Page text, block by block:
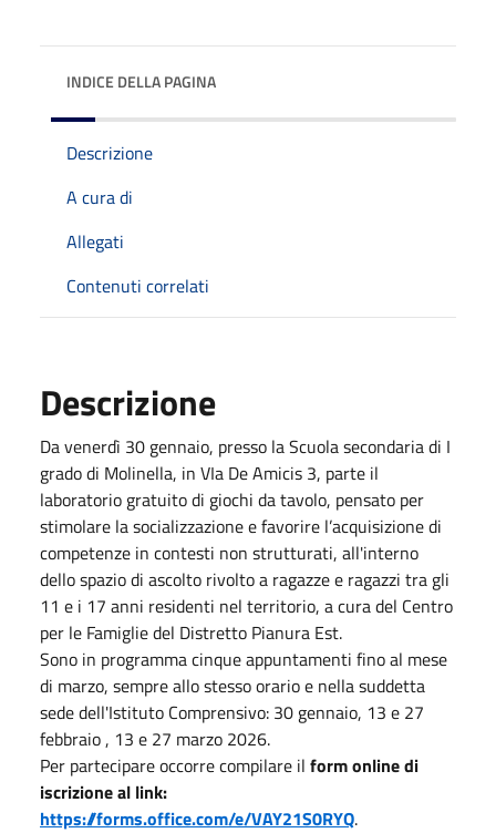
INDICE DELLA PAGINA
Descrizione
A cura di
Allegati
Contenuti correlati
Descrizione
Da venerdì 30 gennaio, presso la Scuola secondaria di I
grado di Molinella, in VIa De Amicis 3, parte il
laboratorio gratuito di giochi da tavolo, pensato per
stimolare la socializzazione e favorire l’acquisizione di
competenze in contesti non strutturati, all'interno
dello spazio di ascolto rivolto a ragazze e ragazzi tra gli
11 e i 17 anni residenti nel territorio, a cura del Centro
per le Famiglie del Distretto Pianura Est.
Sono in programma cinque appuntamenti fino al mese
di marzo, sempre allo stesso orario e nella suddetta
sede dell'Istituto Comprensivo: 30 gennaio, 13 e 27
febbraio , 13 e 27 marzo 2026.
Per partecipare occorre compilare il form online di
iscrizione al link:
https://forms.office.com/e/VAY21S0RYQ.